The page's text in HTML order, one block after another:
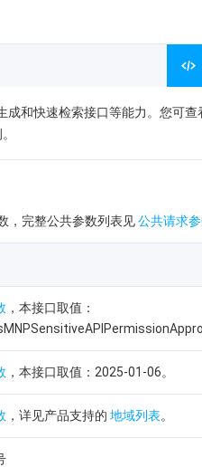
成和快速检索接口等能力。您可查
，完整公共参数列表见公共请求
，本接口取值：
，本接口取值：2025-01-06。
，详见产品支持的 地域列表。